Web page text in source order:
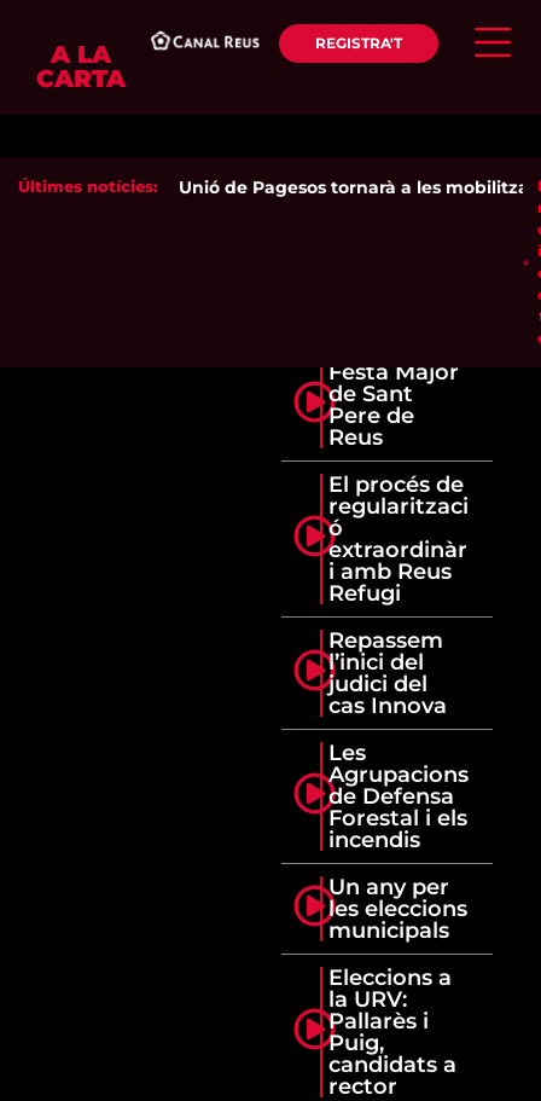
A LA
CARTA
REGISTRA'T
Últimes notícies: Unió de Pagesos tornarà a les
Festa Major
de Sant
Pere de
Reus
El procés de
regularitzaci
ó
extraordinàr
i amb Reus
Refugi
Repassem
l’inici del
judici del
cas Innova
Les
Agrupacions
de Defensa
Forestal i els
incendis
Un any per
les eleccions
municipals
Eleccions a
la URV:
Pallarès i
Puig,
candidats a
rector